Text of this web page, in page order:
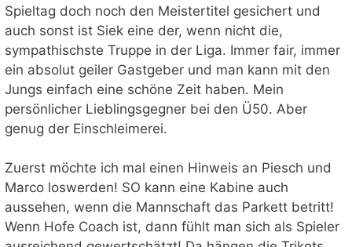
Spieltag doch noch den Meistertitel gesichert und
auch sonst ist Siek eine der, wenn nicht die,
sympathischste Truppe in der Liga. Immer fair, immer
ein absolut geiler Gastgeber und man kann mit den
Jungs einfach eine schöne Zeit haben. Mein
persönlicher Lieblingsgegner bei den Ü50. Aber
genug der Einschleimerei.
Zuerst möchte ich mal einen Hinweis an Piesch und
Marco loswerden! SO kann eine Kabine auch
aussehen, wenn die Mannschaft das Parkett betritt!
Wenn Hofe Coach ist, dann fühlt man sich als Spieler